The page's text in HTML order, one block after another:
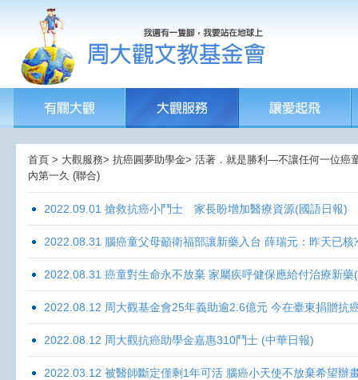
首頁 > 大觀服務> 抗癌圓夢助學金> 活著．就是勝利—不讓任何一位癌
內第一久 (聯合)
2022.09.01 搶救抗癌小鬥士 家長盼增加醫療資源(國語日報)
2022.08.31 腦癌童父母籲衛福部讓新藥入台 薛瑞元：昨天已
2022.08.31 癌童對生命永不放棄 家屬疾呼健保應給付治療新藥
2022.08.12 周大觀基金會25年義助逾2.6億元 今在臺東捐贈抗
2022.08.12 周大觀抗癌助學金嘉惠310鬥士 (中華日報)
2022.03.12 被醫師斷定僅剩1年可活 腦癌小天使不放棄希望辦